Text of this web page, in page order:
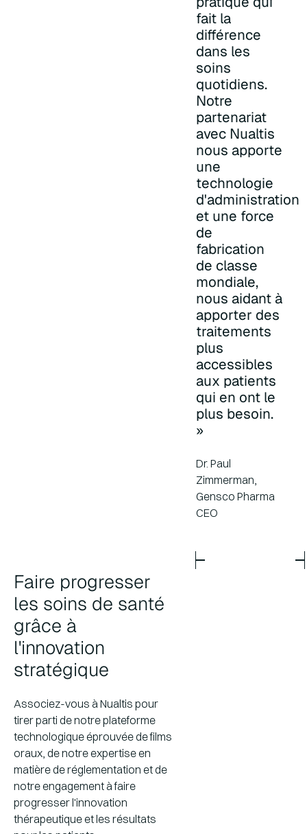
fait la
différence
dans les
soins
quotidiens.
Notre
partenariat
avec Nualtis
nous apporte
une
technologie
d'administration
et une force
de
fabrication
de classe
mondiale,
nous aidant à
apporter des
traitements
plus
accessibles
aux patients
qui en ont le
plus besoin.
»
Dr. Paul
Zimmerman,
Gensco Pharma
CEO
Faire progresser
les soins de santé
grâce à
l'innovation
stratégique
Associez-vous à Nualtis pour
tirer parti de notre plateforme
technologique éprouvée de films
oraux, de notre expertise en
matière de réglementation et de
notre engagement à faire
progresser l'innovation
thérapeutique et les résultats